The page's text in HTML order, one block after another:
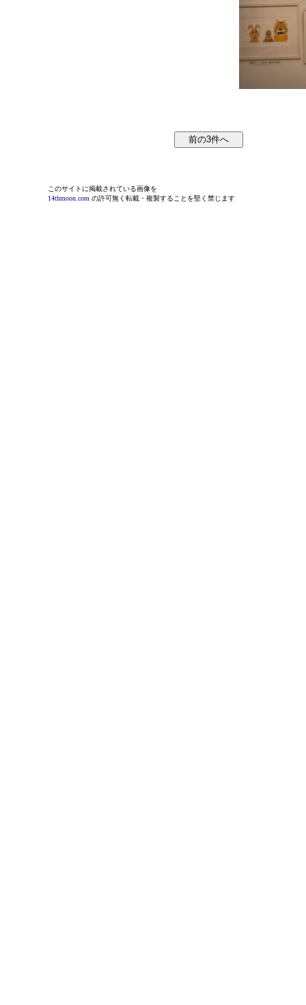
このサイトに掲載されている画像を
14thmoon.com の許可無く転載・複製することを堅く禁じます